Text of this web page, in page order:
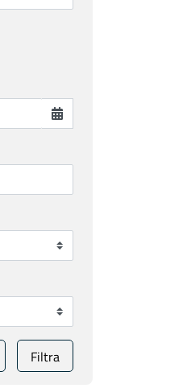
Filtra